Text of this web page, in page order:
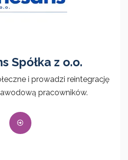
Spółka z o.o.
i prowadzi reintegrację
pracowników.